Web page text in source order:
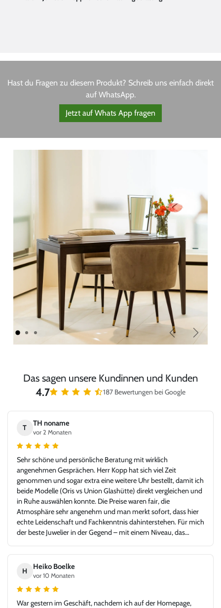
Hast du Fragen zu diesem Produkt? Schreib uns einfach direkt
auf WhatsApp.
Jetzt auf Whats App fragen
Zurück Weiter
Das sagen unsere Kundinnen und Kunden
4.7 187 Bewertungen bei Google
T
TH noname
vor 2 Monaten
Sehr schöne und persönliche Beratung mit wirklich
angenehmen Gesprächen. Herr Kopp hat sich viel Zeit
genommen und sogar extra eine weitere Uhr bestellt, damit ich
beide Modelle (Oris vs Union Glashütte) direkt vergleichen und
in Ruhe auswählen konnte. Die Preise waren fair, die
Atmosphäre sehr angenehm und man merkt sofort, dass hier
echte Leidenschaft und Fachkenntnis dahinterstehen. Für mich
der beste Juwelier in der Gegend – mit einem Niveau, das
sehr froh, Juwelier Kopp gefunden zu haben, und werde
definitiv wiederkommen. Klare Empfehlung!
H
Heiko Boelke
vor 10 Monaten
War gestern im Geschäft, nachdem ich auf der Homepage,